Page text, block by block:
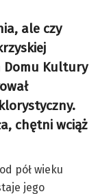
ale czy
Domu Kultury
chętni wciąż
pół wieku
jego